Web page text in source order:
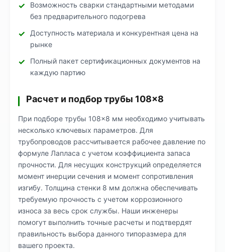
Возможность сварки стандартными методами
без предварительного подогрева
Доступность материала и конкурентная цена на
рынке
Полный пакет сертификационных документов на
каждую партию
Расчет и подбор трубы 108×8
При подборе трубы 108×8 мм необходимо учитывать
несколько ключевых параметров. Для
трубопроводов рассчитывается рабочее давление по
формуле Лапласа с учетом коэффициента запаса
прочности. Для несущих конструкций определяется
момент инерции сечения и момент сопротивления
изгибу. Толщина стенки 8 мм должна обеспечивать
требуемую прочность с учетом коррозионного
износа за весь срок службы. Наши инженеры
помогут выполнить точные расчеты и подтвердят
правильность выбора данного типоразмера для
вашего проекта.